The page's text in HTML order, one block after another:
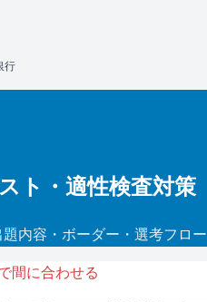
行
ト・適性検査対策
題内容・ボーダー・選考フロ
間に合わせる